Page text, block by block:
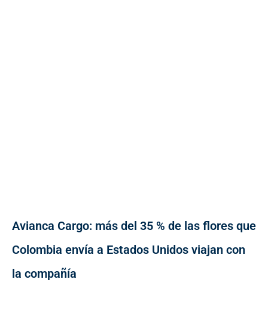
Avianca Cargo: más del 35 % de las flores que
Colombia envía a Estados Unidos viajan con
la compañía